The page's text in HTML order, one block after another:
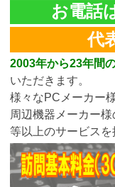
お電話
代
2003年から23年間
いただきます。
様々なPCメーカー
周辺機器メーカー
等以上のサービスを